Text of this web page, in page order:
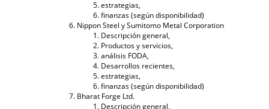
estrategias,
finanzas (según disponibilidad)
Nippon Steel y Sumitomo Metal Corporation
Descripción general,
Productos y servicios,
análisis FODA,
Desarrollos recientes,
estrategias,
finanzas (según disponibilidad)
Bharat Forge Ltd.
Descripción general,